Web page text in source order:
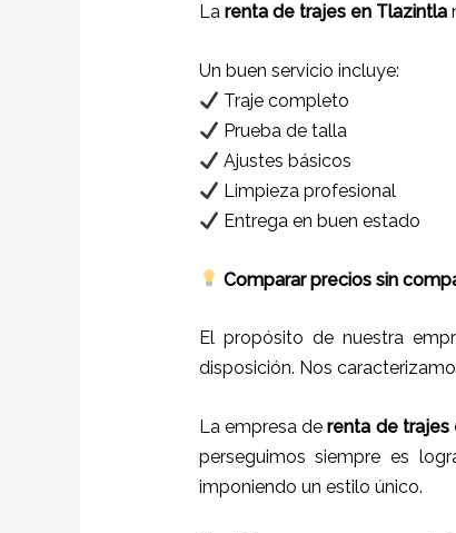
La renta de trajes en Tlazintla
Un buen servicio incluye:
Traje completo
Prueba de talla
Ajustes básicos
Limpieza profesional
Entrega en buen estado
Comparar precios sin
El propósito de nuestra
disposición. Nos
La empresa derenta de trajes
perseguimos siempre es
imponiendo un estilo único.